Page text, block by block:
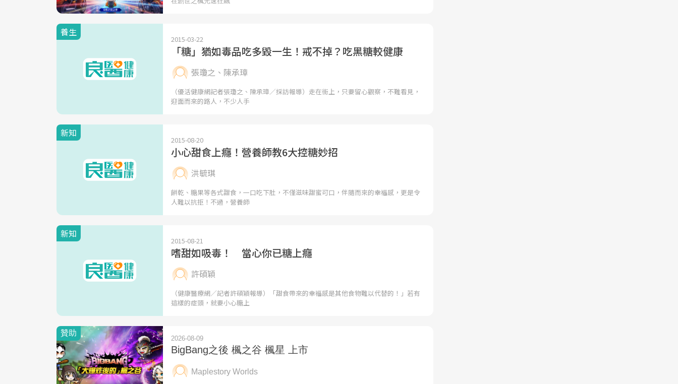
養生
2015-03-22
「糖」猶如毒品吃多毀一生！戒不掉？吃黑糖較健康
張瓊之、陳承璋
（優活健康網記者張瓊之、陳承璋／採訪報導）走在街上，只要留心觀察，不難看見，
迎面而來的路人，不少人手
新知
2015-08-20
小心甜食上癮！營養師教6大控糖妙招
洪毓琪
餅乾、糖果等各式甜食，一口吃下肚，不僅滋味甜蜜可口，伴隨而來的幸福感，更是令
人難以抗拒！不過，營養師
新知
2015-08-21
嗜甜如吸毒！ 當心你已糖上癮
許碩穎
（健康醫療網／記者許碩穎報導）「甜食帶來的幸福感是其他食物難以代替的！」若有
這樣的症頭，就要小心糖上